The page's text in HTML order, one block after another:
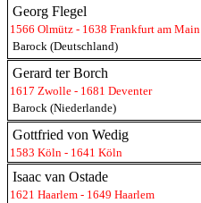
Georg Flegel
1566 Olmütz - 1638 Frankfurt am Main
Barock (Deutschland)
Gerard ter Borch
1617 Zwolle - 1681 Deventer
Barock (Niederlande)
Gottfried von Wedig
1583 Köln - 1641 Köln
Isaac van Ostade
1621 Haarlem - 1649 Haarlem